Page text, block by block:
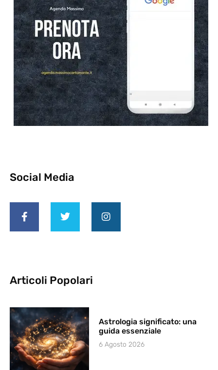
Social Media
Articoli Popolari
Astrologia significato: una
guida essenziale
6 Agosto 2026